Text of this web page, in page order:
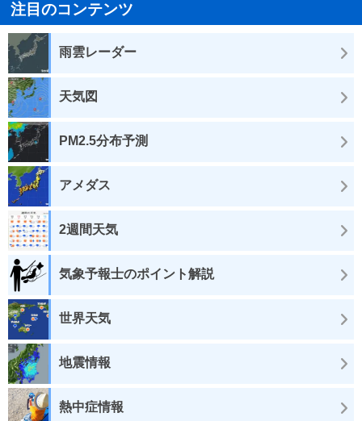
注目のコンテンツ
雨雲レーダー
天気図
PM2.5分布予測
アメダス
2週間天気
気象予報士のポイント解説
世界天気
地震情報
熱中症情報